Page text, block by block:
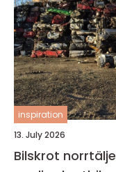
inspiration
13. July 2026
Bilskrot norrtälje trygg och hållbar hantering